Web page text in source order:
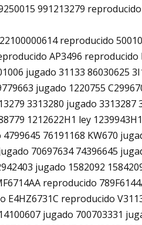
991213279
reproducido
AP3496
jugado 31133 86030625
jugado 1220755
3313280 jugado 3313287
1212622H1 ley
76191168 KW670
70697634 74396645
jugado 1582092
reproducido
E4HZ6731C reproducido
jugado 700703331